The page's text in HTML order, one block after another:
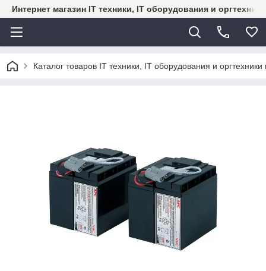
Интернет магазин IT техники, IT оборудования и
Каталог товаров IT техники, IT оборудования и